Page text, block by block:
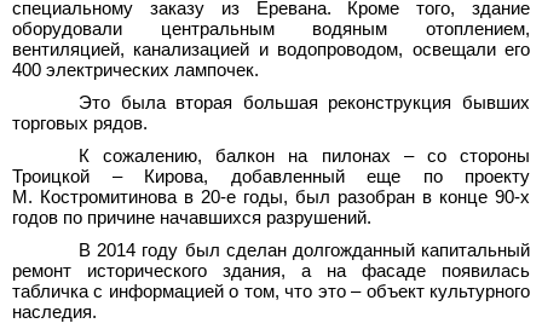
специальному заказу из Еревана. Кроме того, здание
оборудовали центральным водяным отоплением,
вентиляцией, канализацией и водопроводом, освещали его
400 электрических лампочек.
Это была вторая большая реконструкция бывших
торговых рядов.
К сожалению, балкон на пилонах – со стороны
Троицкой – Кирова, добавленный еще по проекту
М. Костромитинова в 20-е годы, был разобран в конце 90-х
годов по причине начавшихся разрушений.
В 2014 году был сделан долгожданный капитальный
ремонт исторического здания, а на фасаде появилась
табличка с информацией о том, что это – объект культурного
наследия.